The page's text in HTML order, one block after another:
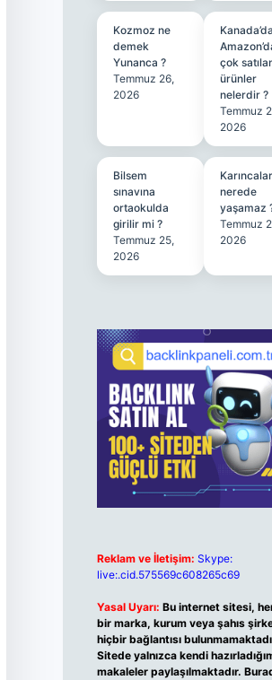
Kozmoz ne
demek
Yunanca ?
Temmuz 26,
2026
Kanada’da
çok
ürünler
nelerdir ?
Temmuz
2026
Bilsem
sınavına
ortaokulda
girilir mi ?
Temmuz 25,
2026
Karıncalar
nerede
yaşamaz
Temmuz
2026
Reklam ve İletişim: Skype:
live:.cid.575569c608265c69
Yasal Uyarı: Bu internet sitesi,
bir marka, kurum veya şahıs
hiçbir bağlantısı
Sitede yalnızca kendi
makaleler paylaşılmaktadır.